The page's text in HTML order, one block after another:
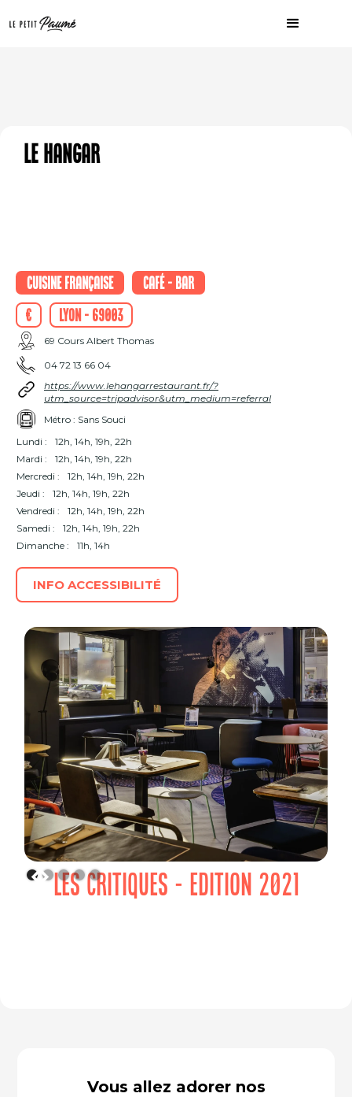
Le Hangar
Cuisine française
Café - Bar
€
Lyon - 69003
69 Cours Albert Thomas
04 72 13 66 04
https://www.lehangarrestaurant.fr/?
utm_source=tripadvisor&utm_medium=referral
Métro : Sans Souci
Lundi :
12h, 14h, 19h, 22h
Mardi :
12h, 14h, 19h, 22h
Mercredi :
12h, 14h, 19h, 22h
Jeudi :
12h, 14h, 19h, 22h
Vendredi :
12h, 14h, 19h, 22h
Samedi :
12h, 14h, 19h, 22h
Dimanche :
11h, 14h
INFO ACCESSIBILITÉ
LES CRITIQUES - EDITION 2021
Vous allez adorer nos